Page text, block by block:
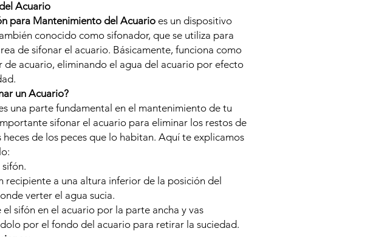
Acuario
para Mantenimiento del Acuario es un dispositivo
conocido como sifonador, que se utiliza para
de sifonar el acuario. Básicamente, funciona como
de acuario, eliminando el agua del acuario por efecto
un Acuario?
una parte fundamental en el mantenimiento de tu
sifonar el acuario para eliminar los restos de
heces de los peces que lo habitan. Aquí te explicamos
recipiente a una altura inferior de la posición del
verter el agua sucia.
el sifón en el acuario por la parte ancha y vas
por el fondo del acuario para retirar la suciedad.